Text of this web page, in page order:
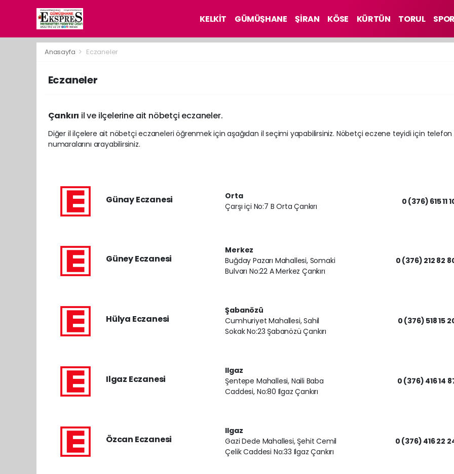
KELKİT GÜMÜŞHANE ŞİRAN KÖSE KÜRTÜN TORUL
Anasayfa Eczaneler
Eczaneler
Çankırı il ve ilçelerine ait nöbetçi eczaneler.
Diğer il ilçelere ait nöbetçi eczaneleri öğrenmek için aşağıdan il seçimi yapabilirsiniz. Nöbetçi eczene teyidi için telefon
numaralarını arayabilirsiniz.
Günay Eczanesi
Orta
Çarşı içi No:7 B Orta Çankırı
0 (376) 615 11
Güney Eczanesi
Merkez
Buğday Pazarı Mahallesi, Somaki
Bulvarı No:22 A Merkez Çankırı
0 (376) 212 82
Hülya Eczanesi
Şabanözü
Cumhuriyet Mahallesi, Sahil
Sokak No:23 Şabanözü Çankırı
0 (376) 518 15
Ilgaz Eczanesi
Ilgaz
Şentepe Mahallesi, Naili Baba
Caddesi, No:80 Ilgaz Çankırı
0 (376) 416 14
Özcan Eczanesi
Ilgaz
Gazi Dede Mahallesi, Şehit Cemil
Çelik Caddesi No:33 Ilgaz Çankırı
0 (376) 416 22